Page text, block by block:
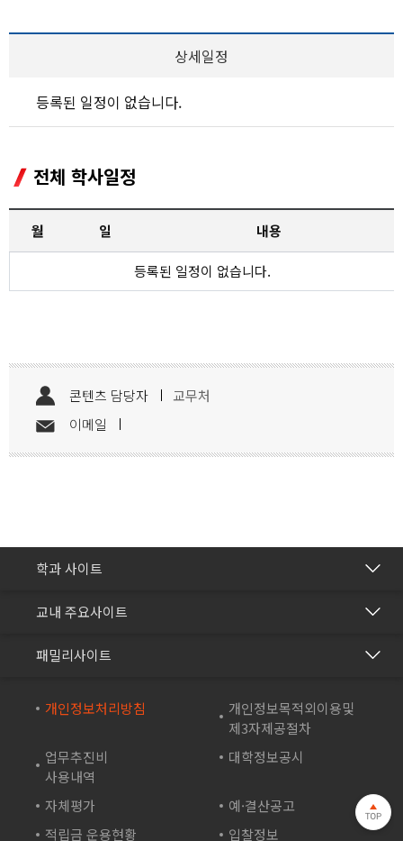
상세일정
등록된 일정이 없습니다.
전체 학사일정
월 일 내용
등록된 일정이 없습니다.
콘텐츠 담당자
교무처
이메일
개인정보처리방침
개인정보목적외이용및
제3자제공절차
업무추진비
사용내역
대학정보공시
자체평가
예·결산공고
적립금 운용현황
입찰정보
학과 사이트
바이오생명과
화장품학과
컴퓨터시스템과
컴퓨터소프트웨어학과
드론영상과
바이오테크과
교내 주요사이트
국제교류협력센터
산학협력단
성인학습지원센터
기숙사
패밀리사이트
재능교육연수원
재능TV
JEI 잉글리쉬 TV
재능인쇄